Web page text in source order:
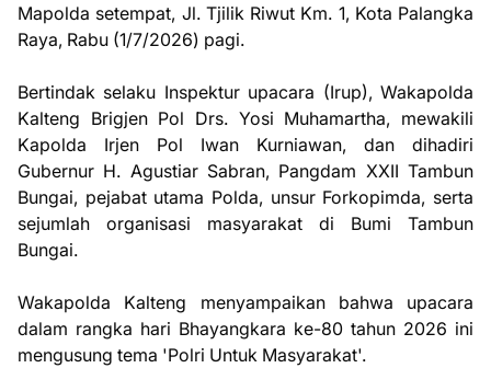
Mapolda setempat, Jl. Tjilik Riwut Km. 1, Kota Palangka
Raya, Rabu (1/7/2026) pagi.
Bertindak selaku Inspektur upacara (Irup), Wakapolda
Kalteng Brigjen Pol Drs. Yosi Muhamartha, mewakili
Kapolda Irjen Pol Iwan Kurniawan, dan dihadiri
Gubernur H. Agustiar Sabran, Pangdam XXII Tambun
Bungai, pejabat utama Polda, unsur Forkopimda, serta
sejumlah organisasi masyarakat di Bumi Tambun
Bungai.
Wakapolda Kalteng menyampaikan bahwa upacara
dalam rangka hari Bhayangkara ke-80 tahun 2026 ini
mengusung tema 'Polri Untuk Masyarakat'.